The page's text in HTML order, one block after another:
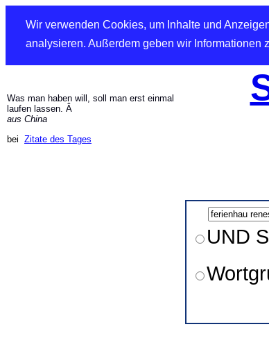
Wir verwenden Cookies, um Inhalte und
analysieren. Außerdem geben wir Informationen
Was man haben will, soll man erst einmal
laufen lassen. Â
aus China
bei Zitate des Tages
UND